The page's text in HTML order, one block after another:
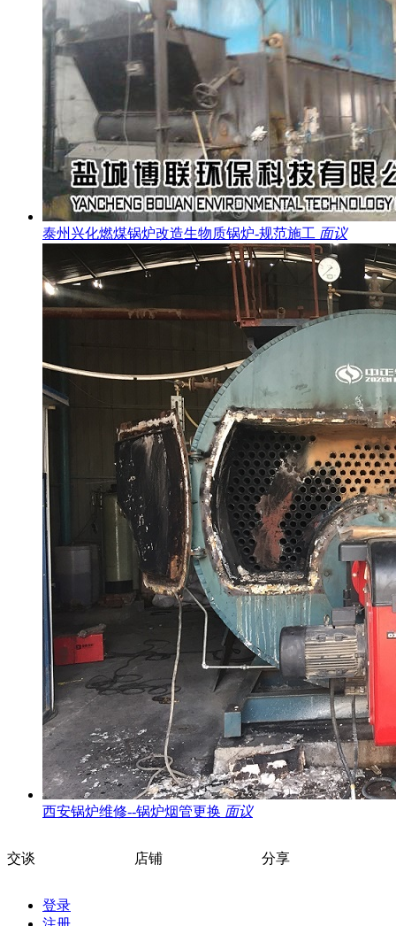
泰州兴化燃煤锅炉改造生物质锅炉-规范施工 面议
西安锅炉维修--锅炉烟管更换 面议
交谈 店铺 分享
登录